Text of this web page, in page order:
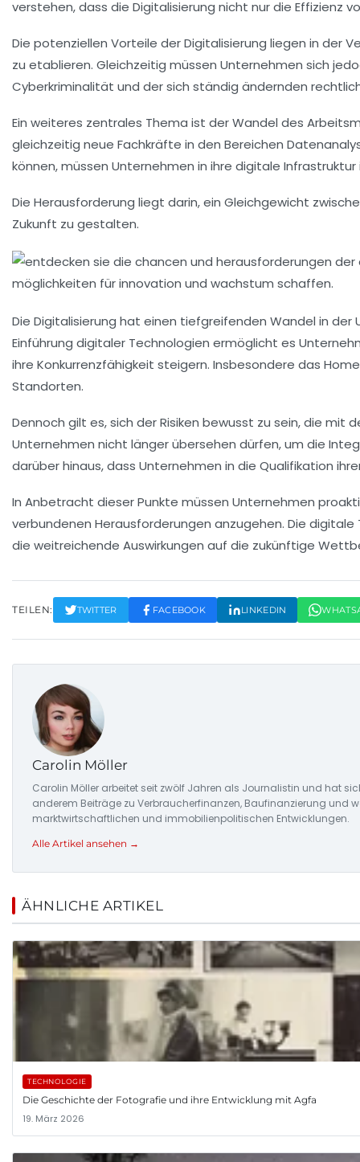
verstehen, dass die Digitalisierung nicht nur die Effizienz
Die potenziellen Vorteile der Digitalisierung liegen in der
zu etablieren. Gleichzeitig müssen Unternehmen sich
Cyberkriminalität und der sich ständig ändernden
Ein weiteres zentrales Thema ist derWandel des
gleichzeitig neue Fachkräfte in den Bereichen
können, müssen Unternehmen in ihre digitale Infrastruktur
Die Herausforderung liegt darin, ein Gleichgewicht
Zukunft zu gestalten.
Die Digitalisierung hat einen tiefgreifenden Wandel in
Einführung digitaler Technologien ermöglicht es
ihre Konkurrenzfähigkeit steigern. Insbesondere das
Standorten.
Dennoch gilt es, sich derRisiken bewusst zu sein, die mit
Unternehmen nicht länger übersehen dürfen, um die
darüber hinaus, dass Unternehmen in die Qualifikation
In Anbetracht dieser Punkte müssen Unternehmen
verbundenen Herausforderungen anzugehen. Die
die weitreichende Auswirkungen auf die zukünftige
TEILEN: TWITTER FACEBOOK LINKEDIN
Carolin Möller
Carolin Möller arbeitet seit zwölf Jahren als Journalistin und hat
anderem Beiträge zu Verbraucherfinanzen, Baufinanzierung und
marktwirtschaftlichen und immobilienpolitischen Entwicklungen.
Alle Artikel ansehen →
ÄHNLICHE ARTIKEL
TECHNOLOGIE
Die Geschichte der Fotografie und ihre Entwicklung mit Agfa
19. März 2026